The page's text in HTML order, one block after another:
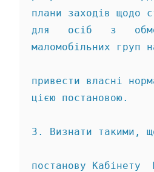
плани заходів щодо
для   осіб   з
маломобільних груп
привести власні
цією постановою.
3. Визнати такими,
постанову